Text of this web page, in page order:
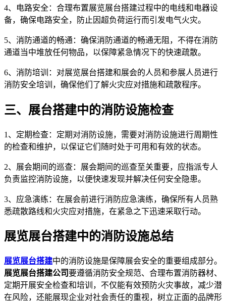
4、电路安全：合理布置展览展台搭建过程中的电线和电器设
备，确保电路安全，防止因超负荷运行而引发电气火灾。
5、消防通道的畅通：确保消防通道的畅通无阻，不得在消防
通道当中堆放任何物品，以保障紧急情况下的快速疏散。
6、消防培训：对展览展台搭建和展会的人员和参展人员进行
消防安全培训，确保他们了解火灾应对措施和疏散程序。
三、展台搭建中的消防设施检查
1、定期检查：定期对消防设施，需要对消防设施进行周期性
的检查和维护，以保证它们随时处于可用和有效的状态。
2、展会期间的巡查：展会期间的巡查至关重要，应指派专人
负责监控消防设施，以便快速发现并解决任何安全隐患。
3、应急演练：在展会前进行消防应急演练，确保所有人员熟
悉疏散路线和火灾应对措施，在紧急之下迅速采取行动。
展览展台搭建中的消防设施总结
展览展台搭建中的消防设施是保障展会安全的重要组成部分。
展览展台搭建公司要遵循消防安全规范、合理布置消防器材、
定期开展安全检查和培训，不仅能有效预防火灾事故，减少潜
在风险，还能展现企业对社会责任的重视，树立正面的品牌形